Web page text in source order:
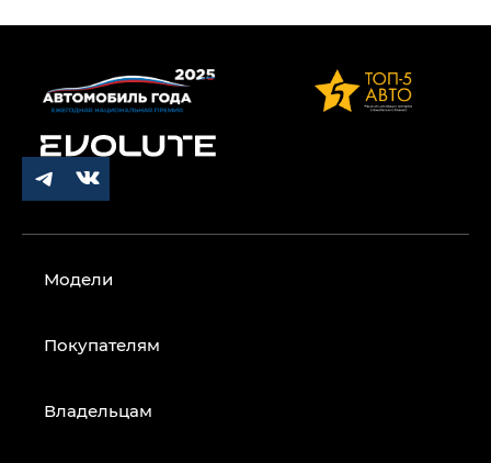
Модели
Покупателям
Владельцам